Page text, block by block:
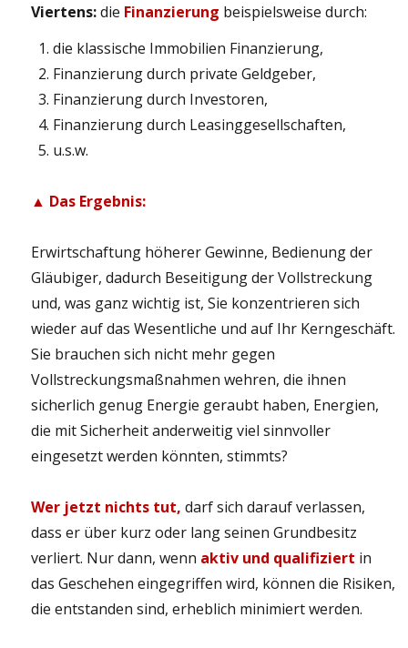
Viertens:die Finanzierung beispielsweise durch:
die klassische Immobilien Finanzierung,
Finanzierung durch private Geldgeber,
Finanzierung durch Investoren,
Finanzierung durch Leasinggesellschaften,
u.s.w.
▲ Das Ergebnis:
Erwirtschaftung höherer Gewinne, Bedienung der
Gläubiger, dadurch Beseitigung der Vollstreckung
und, was ganz wichtig ist, Sie konzentrieren sich
wieder auf das Wesentliche und auf Ihr Kerngeschäft.
Sie brauchen sich nicht mehr gegen
Vollstreckungsmaßnahmen wehren, die ihnen
sicherlich genug Energie geraubt haben, Energien,
die mit Sicherheit anderweitig viel sinnvoller
eingesetzt werden könnten, stimmts?
Wer jetzt nichts tut, darf sich darauf verlassen,
dass er über kurz oder lang seinen Grundbesitz
verliert. Nur dann, wenn aktiv und qualifiziert in
das Geschehen eingegriffen wird, können die Risiken,
die entstanden sind, erheblich minimiert werden.